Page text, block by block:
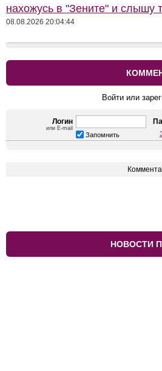
нахожусь в "Зените" и слышу
08.08.2026 20:04:44
Войти или
Логин
или E-mail
Запомнить
НОВОСТИ